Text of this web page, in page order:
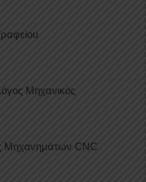
Μηχανικός
Μηχανημάτων CNC